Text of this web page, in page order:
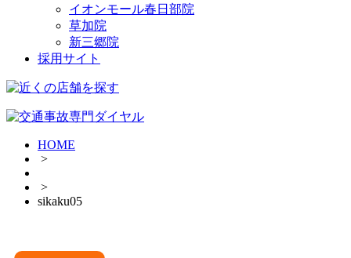
イオンモール春日部院
草加院
新三郷院
採用サイト
HOME
>
>
sikaku05